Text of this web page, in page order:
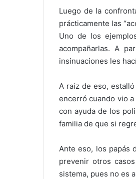
Luego de la
prácticamente las
Uno de los
acompañarlas. A
insinuaciones les
A raíz de eso,
encerró cuando vio
con ayuda de los
familia de que si
Ante eso, los papás
prevenir otros
sistema, pues no es